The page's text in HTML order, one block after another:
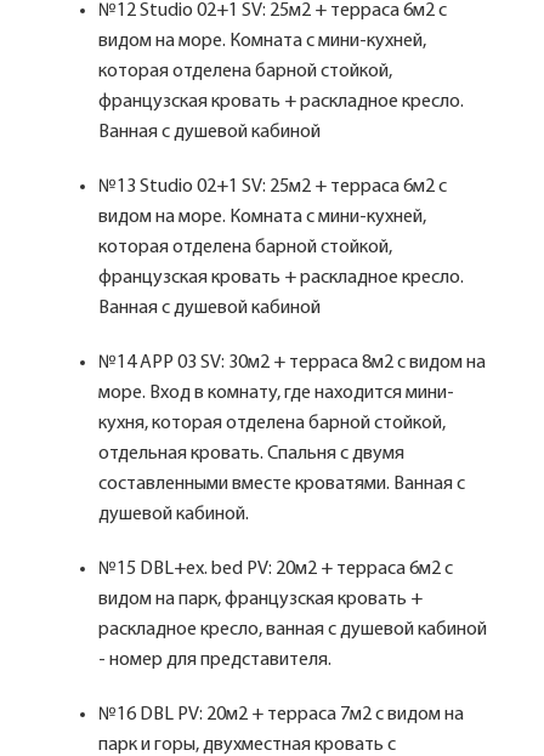
№12 Studio 02+1 SV: 25м2 + терраса 6м2 с
видом на море. Комната с мини-кухней,
которая отделена барной стойкой,
французская кровать + раскладное кресло.
Ванная с душевой кабиной
№13 Studio 02+1 SV: 25м2 + терраса 6м2 с
видом на море. Комната с мини-кухней,
которая отделена барной стойкой,
французская кровать + раскладное кресло.
Ванная с душевой кабиной
№14 APP 03 SV: 30м2 + терраса 8м2 с видом на
море. Вход в комнату, где находится мини-
кухня, которая отделена барной стойкой,
отдельная кровать. Спальня с двумя
составленными вместе кроватями. Ванная с
душевой кабиной.
№15 DBL+ex. bed PV: 20м2 + терраса 6м2 с
видом на парк, французская кровать +
раскладное кресло, ванная с душевой кабиной
- номер для представителя.
№16 DBL PV: 20м2 + терраса 7м2 с видом на
парк и горы, двухместная кровать с